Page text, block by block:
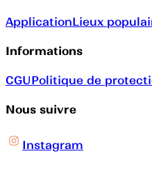
ApplicationLieux
Informations
CGUPolitique de
Nous suivre
Instagram